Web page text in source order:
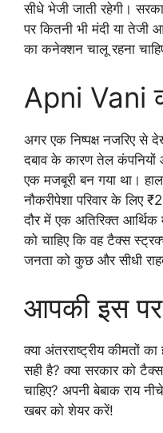
सीधे भेजी जाती रहेगी।
पर कितनी भी मंदी या तेजी
का कनेक्शन चालू रहना
Apni Vani
अगर एक निष्पक्ष नजरिए से
दबाव के कारण तेल कंपनियों
एक मजबूरी बन गया था।
नौकरीपेशा परिवार के लिए
दौर में एक अतिरिक्त
को चाहिए कि वह टैक्स
जनता को कुछ और सीधी
आपकी इस पर
क्या अंतरराष्ट्रीय कीमतों
सही है? क्या सरकार को
चाहिए? अपनी बेबाक राय
खबर को शेयर करें!